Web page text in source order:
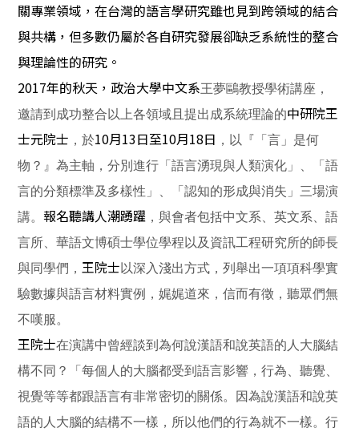
關專業領域，在台灣的語言學研究雖也見到跨領域的結合
與共構，但多數仍屬於各自研究發展卻缺乏系統性的整合
與理論性的研究 。
2017年的秋天， 政治大學中文系王夢鷗教授學術講座，
邀請到成功整合以上各領域且提出成系統理論的中研院王
士元院士 ，於10月13日至10月18日 ，以『 「言」是何
物？』為主軸，分別進行「語言湧現與人類演化」、「語
言的分類標準及多樣性」、「認知的形成與消失」三場演
講。報名聽講人潮踴躍 ，與會者包括中文系、英文系、語
言所、華語文博碩士學位學程以及資訊工程研究所的師長
與同學們， 王院士 以深入淺出方式，列舉出一項項科學實
驗數據與語言材料實例，娓娓道來，信而有徵，聽眾們無
不嘆服。
王院士在演講中曾經談到為何說漢語和說英語的人大腦結
構不同？「每個人的大腦都受到語言影響，行為、聽覺、
視覺等等都跟語言有非常密切的關係。因為說漢語和說英
語的人 大腦的結構不一樣，所以他們的行為就不一樣。行